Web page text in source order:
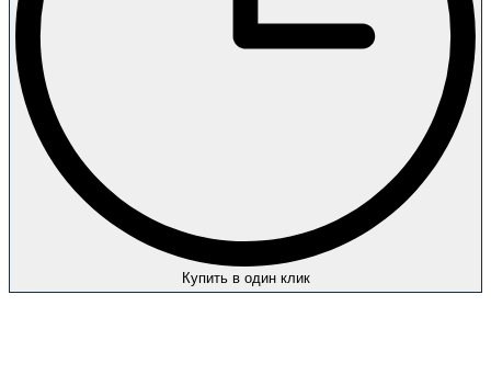
Купить в один клик